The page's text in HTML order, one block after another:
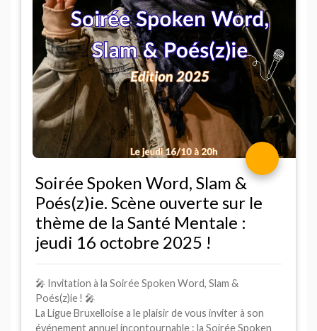
Soirée Spoken Word, Slam &
Poés(z)ie. Scène ouverte sur le
thème de la Santé Mentale :
jeudi 16 octobre 2025 !
🎤 Invitation à la Soirée Spoken Word, Slam &
Poés(z)ie! 🎤
La Ligue Bruxelloise a le plaisir de vous inviter à son
événement annuel incontournable : la Soirée Spoken